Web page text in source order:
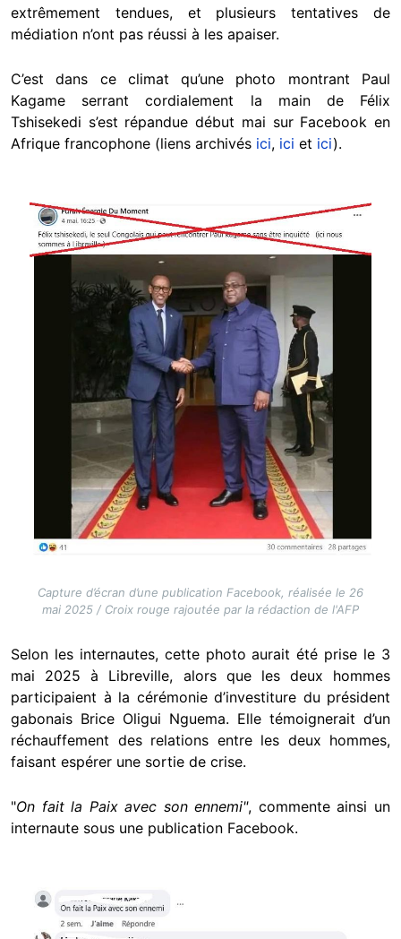
extrêmement tendues, et plusieurs tentatives de
médiation n’ont pas réussi à les apaiser.
C’est dans ce climat qu’une photo montrant Paul
Kagame serrant cordialement la main de Félix
Tshisekedi s’est répandue début mai sur Facebook en
Afrique francophone (liens archivés ici, ici et ici).
Image
Capture d’écran d’une publication Facebook, réalisée le 26
mai 2025 / Croix rouge rajoutée par la rédaction de l'AFP
Selon les internautes, cette photo aurait été prise le 3
mai 2025 à Libreville, alors que les deux hommes
participaient à la cérémonie d’investiture du président
gabonais Brice Oligui Nguema. Elle témoignerait d’un
réchauffement des relations entre les deux hommes,
faisant espérer une sortie de crise.
"On fait la Paix avec son ennemi", commente ainsi un
internaute sous une publication Facebook.
Image